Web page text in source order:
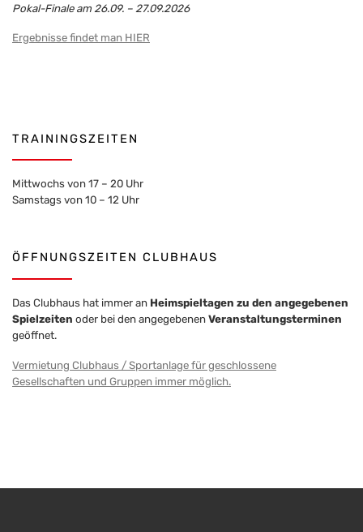
Pokal-Finale am 26.09. – 27.09.2026
Ergebnisse findet man HIER
TRAININGSZEITEN
Mittwochs von 17 – 20 Uhr
Samstags von 10 – 12 Uhr
ÖFFNUNGSZEITEN CLUBHAUS
Das Clubhaus hat immer an Heimspieltagen zu den angegebenen
Spielzeiten oder bei den angegebenenVeranstaltungsterminen
geöffnet.
Vermietung Clubhaus / Sportanlage für geschlossene
Gesellschaften und Gruppen immer möglich.